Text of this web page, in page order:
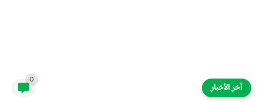
آخر الأخبار
0